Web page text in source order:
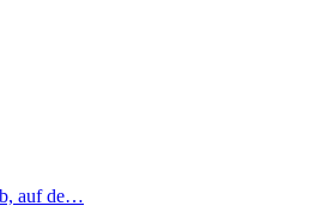
auf de…